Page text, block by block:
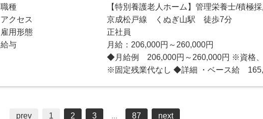
職種
【特別養護老人ホーム】管理栄養士/積極
アクセス
京成松戸線 くぬぎ山駅 徒歩7分
雇用形態
正社員
給与
月給：206,000円～260,000円
◆月給例 206,000円～260,000円 ※資格、
※固定残業代なし ◆詳細 ・ベース給
prev 1 2 3 ... 87 next